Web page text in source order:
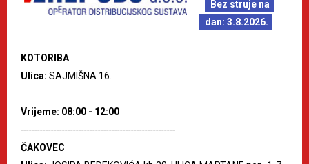
Bez struje na
dan: 3.8.2026.
KOTORIBA
Ulica: SAJMIŠNA 16.
Vrijeme: 08:00 - 12:00
--------------------------------------------------------
ČAKOVEC